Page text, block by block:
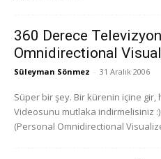
360 Derece
Omnidirectional
Süleyman Sönmez - 31 Aralık 2006
Süper bir şey. Bir kürenin içine
Videosunu mutlaka indirmelisiniz
(Personal Omnidirectional